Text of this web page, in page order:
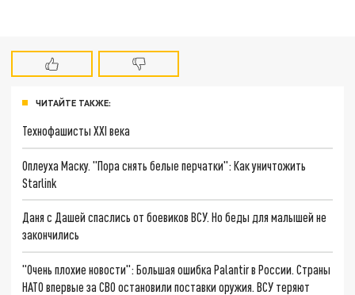
ЧИТАЙТЕ ТАКЖЕ:
Технофашисты XXI века
Оплеуха Маску. "Пора снять белые перчатки": Как уничтожить
Starlink
Даня с Дашей спаслись от боевиков ВСУ. Но беды для малышей не
закончились
"Очень плохие новости": Большая ошибка Palantir в России. Страны
НАТО впервые за СВО остановили поставки оружия. ВСУ теряют